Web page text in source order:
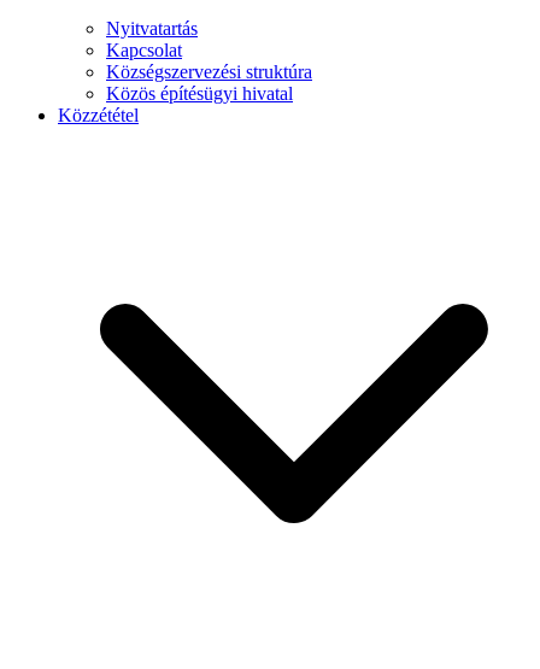
Nyitvatartás
Kapcsolat
Községszervezési struktúra
Közös építésügyi hivatal
Közzététel